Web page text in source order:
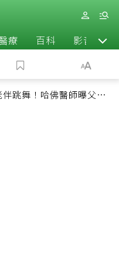
療 百科 影音
跳舞！哈佛醫師曝父親